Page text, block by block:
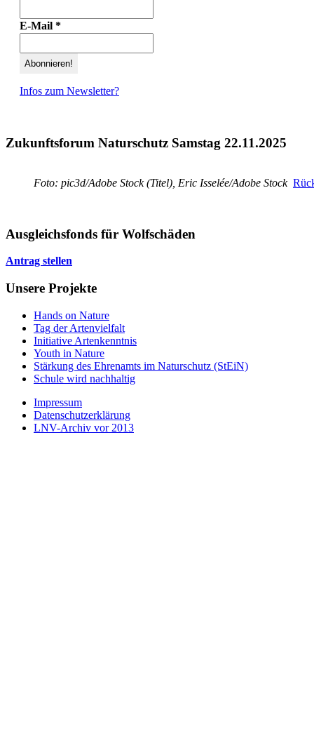
E-Mail *
Infos zum Newsletter?
Zukunftsforum Naturschutz Samstag 22.11.2025
Foto: pic3d/Adobe Stock (Titel), Eric Isselée/Adobe Stock
Ausgleichsfonds für Wolfschäden
Antrag stellen
Unsere Projekte
Hands on Nature
Tag der Artenvielfalt
Initiative Artenkenntnis
Youth in Nature
Stärkung des Ehrenamts im Naturschutz (StEiN)
Schule wird nachhaltig
Impressum
Datenschutzerklärung
LNV-Archiv vor 2013